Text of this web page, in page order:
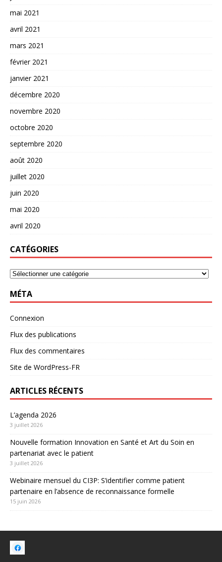
mai 2021
avril 2021
mars 2021
février 2021
janvier 2021
décembre 2020
novembre 2020
octobre 2020
septembre 2020
août 2020
juillet 2020
juin 2020
mai 2020
avril 2020
CATÉGORIES
MÉTA
Connexion
Flux des publications
Flux des commentaires
Site de WordPress-FR
ARTICLES RÉCENTS
L’agenda 2026
3 juillet 2026
Nouvelle formation Innovation en Santé et Art du Soin en
partenariat avec le patient
3 juillet 2026
Webinaire mensuel du CI3P: S’identifier comme patient
partenaire en l’absence de reconnaissance formelle
15 juin 2026